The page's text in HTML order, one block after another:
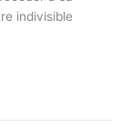
indivisible